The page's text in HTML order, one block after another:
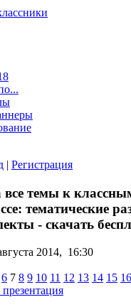
| Регистрация
все темы к
тематические
- скачать
2014, 16:30
6 7 8 9 10 11 12 13 14 15 16